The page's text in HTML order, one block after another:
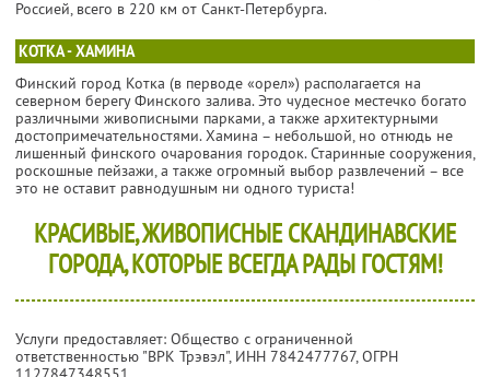
Россией, всего в 220 км от Санкт-Петербурга.
КОТКА - ХАМИНА
Финский город Котка (в перводе «орел») располагается на
северном берегу Финского залива. Это чудесное местечко богато
различными живописными парками, а также архитектурными
достопримечательностями. Хамина – небольшой, но отнюдь не
лишенный финского очарования городок. Старинные сооружения,
роскошные пейзажи, а также огромный выбор развлечений – все
это не оставит равнодушным ни одного туриста!
КРАСИВЫЕ, ЖИВОПИСНЫЕ СКАНДИНАВСКИЕ
ГОРОДА, КОТОРЫЕ ВСЕГДА РАДЫ ГОСТЯМ!
Услуги предоставляет: Общество с ограниченной
ответственностью "ВРК Трэвэл", ИНН 7842477767, ОГРН